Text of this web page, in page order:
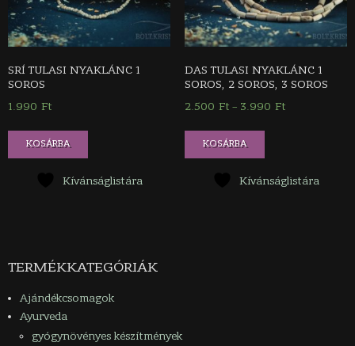
SRÍ TULASI NYAKLÁNC 1
SOROS
1.990 Ft
KOSÁRBA
Ennek
több
változatok
a
termékoldalon
Kívánságlistára
DAS TULASI NYAKLÁNC 1
SOROS, 2 SOROS, 3 SOROS
2.500 Ft – 3.990 FtÁrtartomány:
KOSÁRBA
Ennek
több
Kívánságlistára
TERMÉKKATEGÓRIÁK
Ajándékcsomagok
Ayurveda
gyógynövényes készítmények